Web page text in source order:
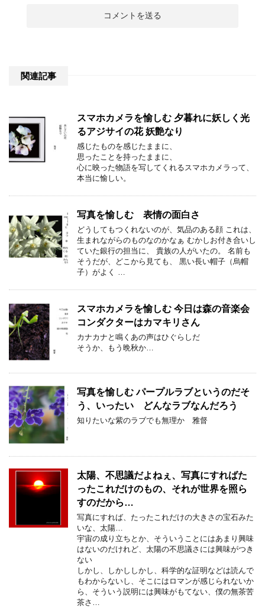
関連記事
スマホカメラを愉しむ 夕暮れに妖しく光
るアジサイの花 妖艶なり
感じたものを感じたままに、
思ったことを持ったままに、
心に映った物語を写してくれるスマホカメラって、
本当に愉しい。
写真を愉しむ 表情の面白さ
どうしてもつくれないのが、気品のある顔 これは、
生まれながらのものなのかなぁ むかしお付き合いし
ていた銀行の担当に、 貴族の人がいたの。 名前も
そうだが、どこから見ても、 黒い長い帽子（烏帽
子）がよく …
スマホカメラを愉しむ 今日は森の音楽会
コンダクターはカマキリさん
カナカナと鳴くあの声はひぐらしだ
そうか、もう晩秋か…
写真を愉しむ パープルラブというのだそ
う、いったい どんなラブなんだろう
知りたいな紫のラブでも無理か 雅督
太陽、不思議だよねぇ、写真にすればた
ったこれだけのもの、それが世界を照ら
すのだから…
写真にすれば、たったこれだけの大きさの宝石みた
いな、太陽…
宇宙の成り立ちとか、そういうことにはあまり興味
はないのだけれど、太陽の不思議さには興味がつき
ない
しかし、しかししかし、科学的な証明などは読んで
もわからないし、そこにはロマンが感じられないか
ら、そういう説明には興味がもてない、僕の無茶苦
茶さ…